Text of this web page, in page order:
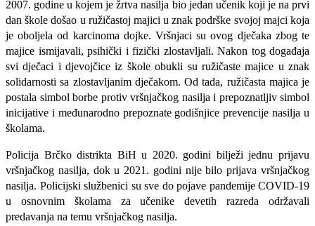
2007. godine u kojem je žrtva nasilja bio jedan učenik koji je na prvi
dan škole došao u ružičastoj majici u znak podrške svojoj majci koja
je oboljela od karcinoma dojke. Vršnjaci su ovog dječaka zbog te
majice ismijavali, psihički i fizički zlostavljali. Nakon tog događaja
svi dječaci i djevojčice iz škole obukli su ružičaste majice u znak
solidarnosti sa zlostavljanim dječakom. Od tada, ružičasta majica je
postala simbol borbe protiv vršnjačkog nasilja i prepoznatljiv simbol
inicijative i međunarodno prepoznate godišnjice prevencije nasilja u
školama.
Policija Brčko distrikta BiH u 2020. godini bilježi jednu prijavu
vršnjačkog nasilja, dok u 2021. godini nije bilo prijava vršnjačkog
nasilja. Policijski službenici su sve do pojave pandemije COVID-19
u osnovnim školama za učenike devetih razreda održavali
predavanja na temu vršnjačkog nasilja.